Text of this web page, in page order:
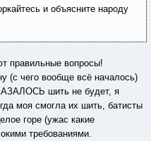
и объясните народу
правильные вопросы!
(с чего вообще всё началось)
шить не будет, я
моя смогла их шить, батисты
горе (ужас какие
требованиями.